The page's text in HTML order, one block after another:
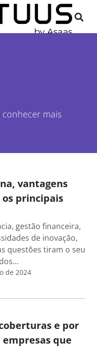
mais
vantagens
principais
gestão financeira,
de inovação,
questões tiram o seu
de 2024
e por
que